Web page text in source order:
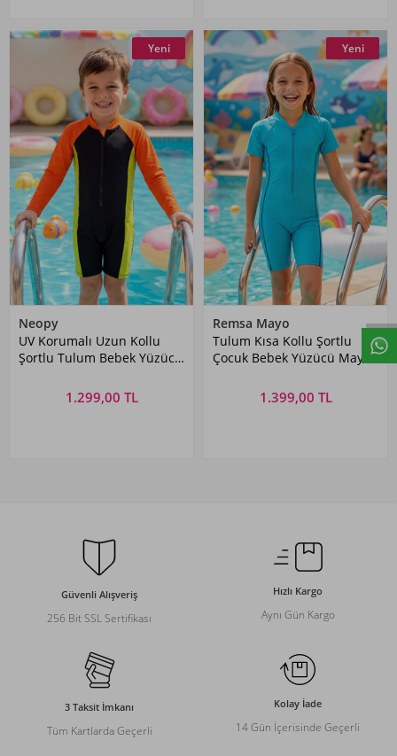
Yeni
Neopy
UV Korumalı Uzun Kollu
Şortlu Tulum Bebek Yüzücü
1.299,00 TL
Yeni
Remsa Mayo
Tulum Kısa Kollu Şortlu
Çocuk Bebek Yüzücü Mayo
1.399,00 TL
Güvenli Alışveriş
256 Bit SSL Sertifikası
Hızlı Kargo
Aynı Gün Kargo
3 Taksit İmkanı
Tüm Kartlarda Geçerli
Kolay İade
14 Gün İçerisinde Geçerli